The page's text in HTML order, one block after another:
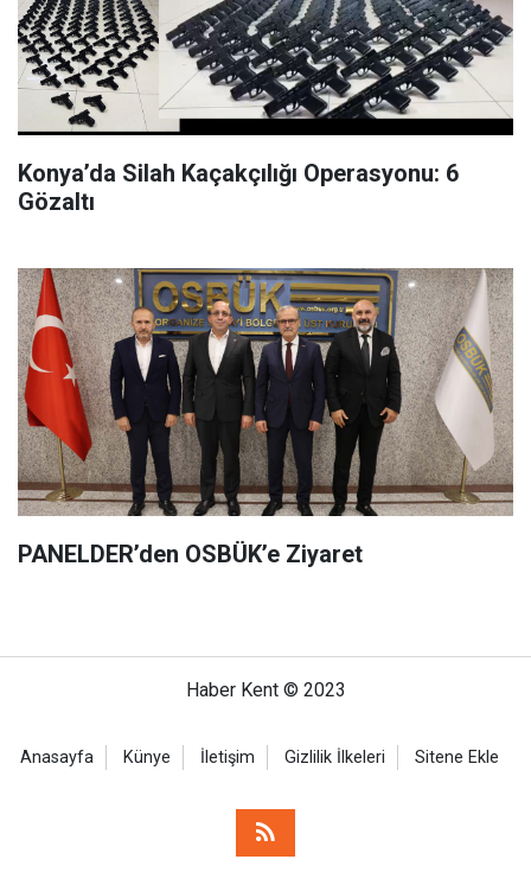
Konya’da Silah Kaçakçılığı Operasyonu: 6
Gözaltı
PANELDER’den OSBÜK’e Ziyaret
Haber Kent © 2023
Anasayfa Künye İletişim Gizlilik İlkeleri Sitene Ekle